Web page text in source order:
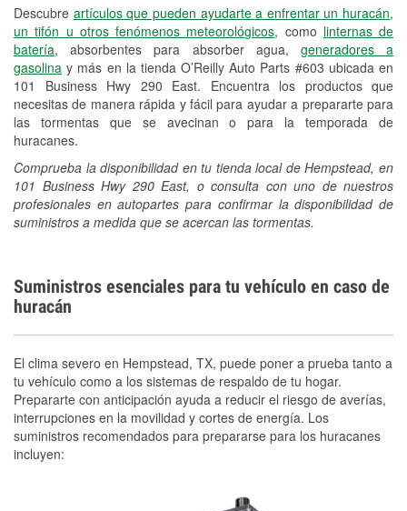
Descubre artículos que pueden ayudarte a enfrentar un huracán,
un tifón u otros fenómenos meteorológicos, como linternas de
batería, absorbentes para absorber agua, generadores a
gasolina y más en la tienda O’Reilly Auto Parts #603 ubicada en
101 Business Hwy 290 East. Encuentra los productos que
necesitas de manera rápida y fácil para ayudar a prepararte para
las tormentas que se avecinan o para la temporada de
huracanes.
Comprueba la disponibilidad en tu tienda local de Hempstead, en
101 Business Hwy 290 East, o consulta con uno de nuestros
profesionales en autopartes para confirmar la disponibilidad de
suministros a medida que se acercan las tormentas.
Idiomas adicionales
Español
Suministros esenciales para tu vehículo en caso de
huracán
El clima severo en Hempstead, TX, puede poner a prueba tanto a
tu vehículo como a los sistemas de respaldo de tu hogar.
Prepararte con anticipación ayuda a reducir el riesgo de averías,
interrupciones en la movilidad y cortes de energía. Los
suministros recomendados para prepararse para los huracanes
incluyen: